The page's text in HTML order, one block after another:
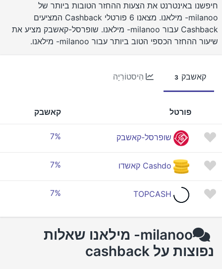
חיפשנו באינטרנט את הצעות ההחזר הטובות ביותר של
milanoo- מילאנו. מצאנו 6 פורטלי Cashback המציעים
Cashback עבור milanoo- מילאנו. שופרסל-קאשבק מציע את
שיעור ההחזר הכספי הטוב ביותר עבור milanoo- מילאנו.
קאשבק 3 הִיסטוֹרִיָה
פורטל קאשבק
שופרסל-קאשבק 7%
Cashdo קאשדו 7%
TOPCASH
7%
milanoo- מילאנו שאלות
נפוצות על cashback